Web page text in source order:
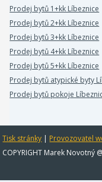
Prodej bytů 1+kk Líbeznice
Prodej bytů 2+kk Líbeznice
Prodej bytů 3+kk Líbeznice
Prodej bytů 4+kk Líbeznice
Prodej bytů 5+kk Líbeznice
Prodej bytů atypické byty
Prodej bytů pokoje
Tisk stránky | Provozovatel
COPYRIGHT Marek Novotný